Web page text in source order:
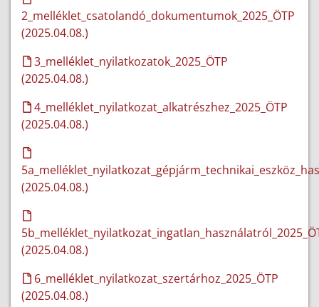
2_melléklet_csatolandó_dokumentumok_2025_ÖTP
(2025.04.08.)
3_melléklet_nyilatkozatok_2025_ÖTP
(2025.04.08.)
4_melléklet_nyilatkozat_alkatrészhez_2025_ÖTP
(2025.04.08.)
(2025.04.08.)
(2025.04.08.)
6_melléklet_nyilatkozat_szertárhoz_2025_ÖTP
(2025.04.08.)